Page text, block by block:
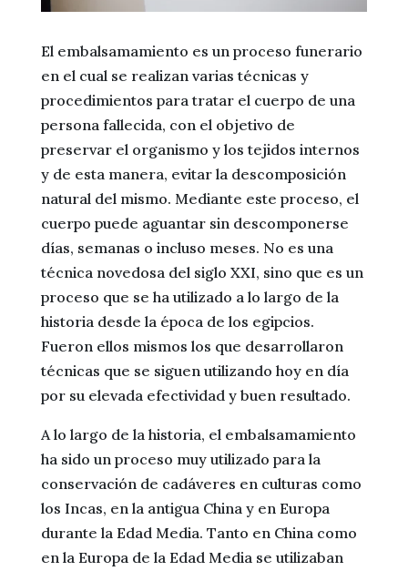
El embalsamamiento es un proceso funerario
en el cual se realizan varias técnicas y
procedimientos para tratar el cuerpo de una
persona fallecida, con el objetivo de
preservar el organismo y los tejidos internos
y de esta manera, evitar la descomposición
natural del mismo. Mediante este proceso, el
cuerpo puede aguantar sin descomponerse
días, semanas o incluso meses. No es una
técnica novedosa del siglo XXI, sino que es un
proceso que se ha utilizado a lo largo de la
historia desde la época de los egipcios.
Fueron ellos mismos los que desarrollaron
técnicas que se siguen utilizando hoy en día
por su elevada efectividad y buen resultado.
A lo largo de la historia, el embalsamamiento
ha sido un proceso muy utilizado para la
conservación de cadáveres en culturas como
los Incas, en la antigua China y en Europa
durante la Edad Media. Tanto en China como
en la Europa de la Edad Media se utilizaban